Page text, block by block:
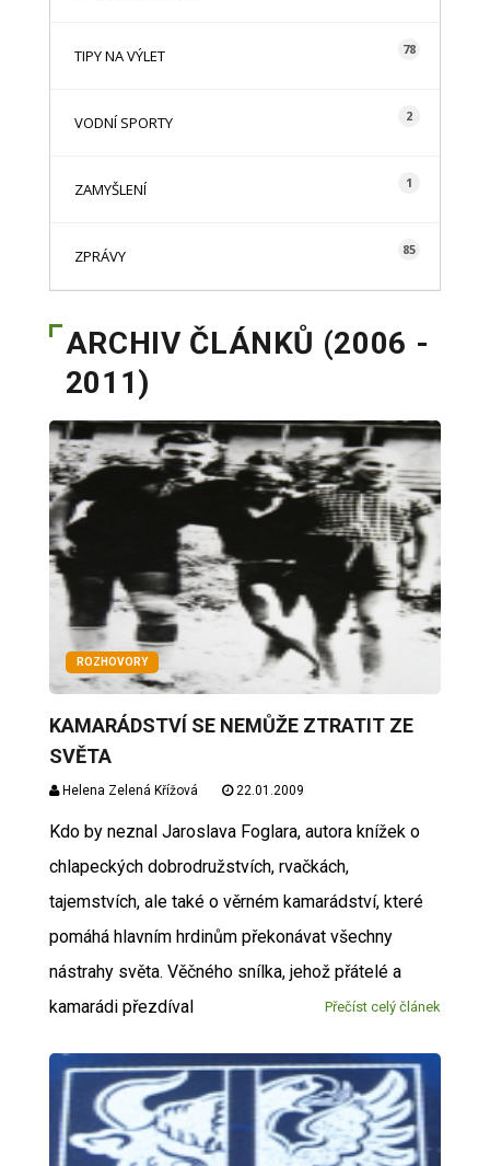
TIPY NA VÝLET 78
VODNÍ SPORTY 2
ZAMYŠLENÍ 1
ZPRÁVY 85
ARCHIV ČLÁNKŮ (2006 -
2011)
ROZHOVORY
KAMARÁDSTVÍ SE NEMŮŽE ZTRATIT ZE
SVĚTA
Helena Zelená Křížová 22.01.2009
Kdo by neznal Jaroslava Foglara, autora knížek o
chlapeckých dobrodružstvích, rvačkách,
tajemstvích, ale také o věrném kamarádství, které
pomáhá hlavním hrdinům překonávat všechny
nástrahy světa. Věčného snílka, jehož přátelé a
kamarádi přezdíval
Přečíst celý článek